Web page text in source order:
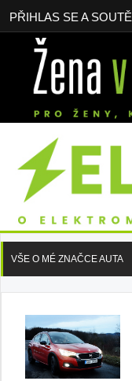
PŘIHLAS SE A
VŠE O MÉ ZNAČCE AUTA